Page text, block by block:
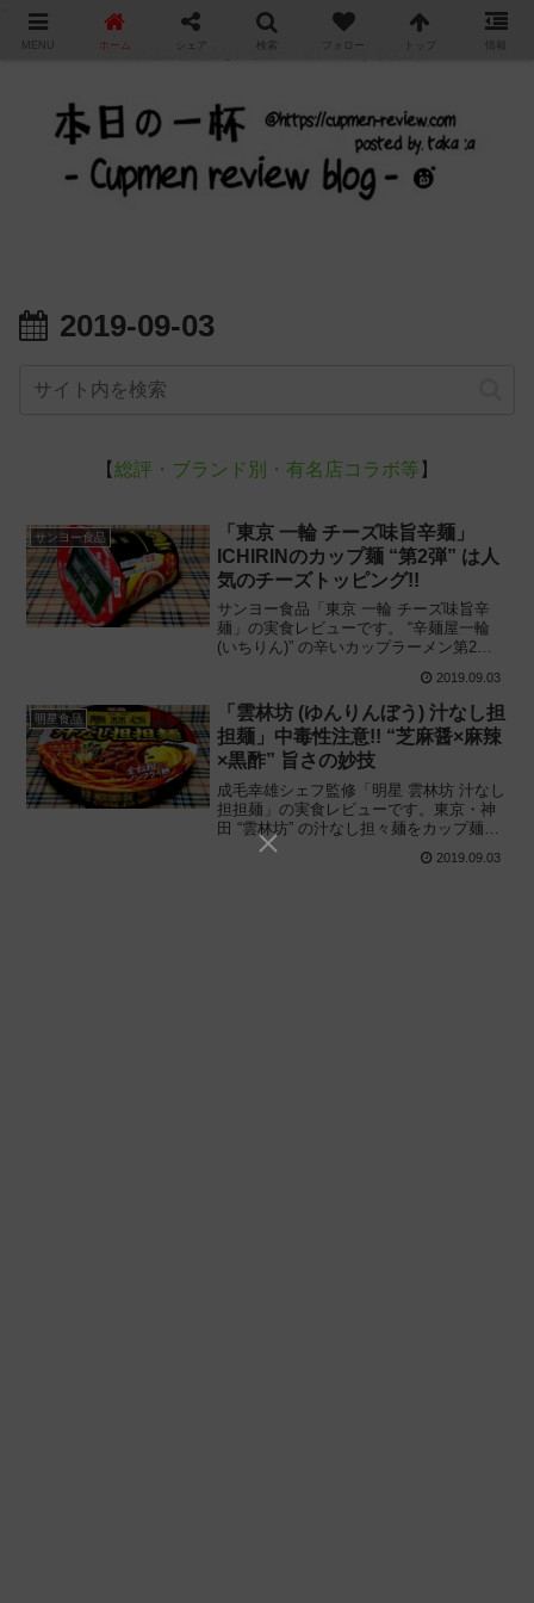
カップ麺の新商品をレビュー / アレンジするブログ
2019-09-03
【総評・ブランド別・有名店コラボ等 】
サンヨー食品
「東京 一輪 チーズ味旨辛麺」
ICHIRINのカップ麺 “第2弾” は人
気のチーズトッピング!!
サンヨー食品「東京 一輪 チーズ味旨辛
麺」の実食レビューです。 “辛麺屋一輪
(いちりん)” の辛いカップラーメン第2弾!
性の高いカップ麺の味や辛さレベルを解
説、実際に食べてみた感想と評価です。
2019.09.03
明星食品
「雲林坊 (ゆんりんぼう) 汁なし担
担麺」中毒性注意!! “芝麻醤×麻辣
×黒酢” 旨さの妙技
成毛幸雄シェフ監修「明星 雲林坊 汁なし
担担麺」の実食レビューです。東京・神
田 “雲林坊” の汁なし担々麺をカップ麺で
再現! 全粒粉入りノンフライ麺を使ったコ
ンビニ限定カップ麺の味や辛さを解説、
2019.09.03
MENU ホーム シェア 検索 フォロー トップ 情報